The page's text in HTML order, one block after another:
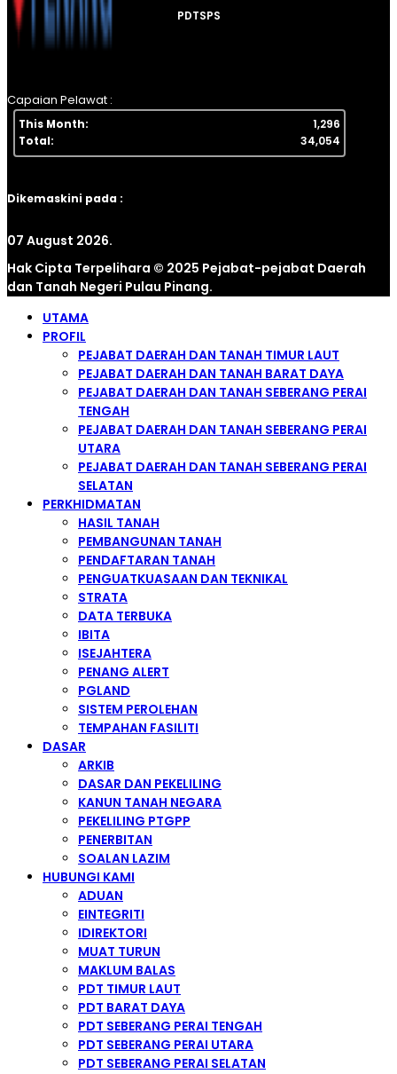
PDTSPS
Capaian Pelawat :
This Month:
1,296
Total:
34,054
Dikemaskini pada :
07 August 2026.
Hak Cipta Terpelihara © 2025 Pejabat-pejabat Daerah
dan Tanah Negeri Pulau Pinang.
UTAMA
PROFIL
PEJABAT DAERAH DAN TANAH TIMUR LAUT
PEJABAT DAERAH DAN TANAH BARAT DAYA
PEJABAT DAERAH DAN TANAH SEBERANG PERAI
TENGAH
PEJABAT DAERAH DAN TANAH SEBERANG PERAI
UTARA
PEJABAT DAERAH DAN TANAH SEBERANG PERAI
SELATAN
PERKHIDMATAN
HASIL TANAH
PEMBANGUNAN TANAH
PENDAFTARAN TANAH
PENGUATKUASAAN DAN TEKNIKAL
STRATA
DATA TERBUKA
IBITA
ISEJAHTERA
PENANG ALERT
PGLAND
SISTEM PEROLEHAN
TEMPAHAN FASILITI
DASAR
ARKIB
DASAR DAN PEKELILING
KANUN TANAH NEGARA
PEKELILING PTGPP
PENERBITAN
SOALAN LAZIM
HUBUNGI KAMI
ADUAN
EINTEGRITI
IDIREKTORI
MUAT TURUN
MAKLUM BALAS
PDT TIMUR LAUT
PDT BARAT DAYA
PDT SEBERANG PERAI TENGAH
PDT SEBERANG PERAI UTARA
PDT SEBERANG PERAI SELATAN